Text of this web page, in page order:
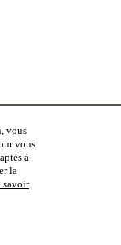
vous
vous
à
la
savoir